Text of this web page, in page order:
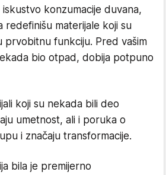
konzumacije duvana,
redefinišu materijale koji su
prvobitnu funkciju. Pred vašim
bio otpad, dobija potpuno
koji su nekada bili deo
umetnost, ali i poruka o
i značaju transformacije.
bila je premijerno